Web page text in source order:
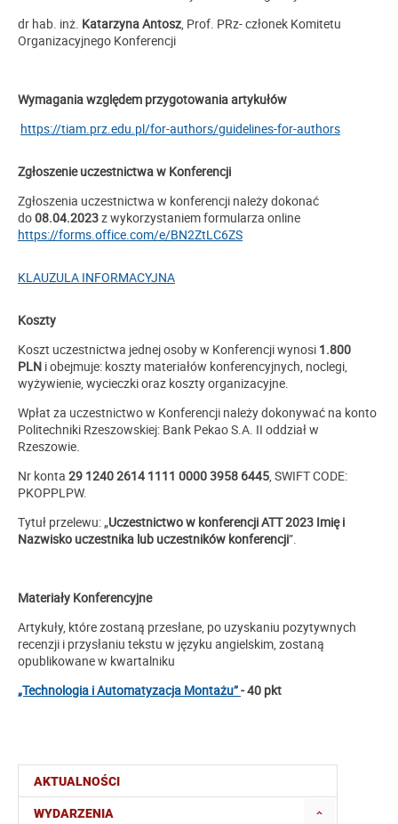
AKTUALNOŚCI
WYDARZENIA
dr hab. inż. KatarzynaAntosz, Prof. PRz- członek Komitetu
Organizacyjnego Konferencji
Wymagania względem przygotowania artykułów
https://tiam.prz.edu.pl/for-authors/guidelines-for-authors
Zgłoszenie uczestnictwa w Konferencji
Zgłoszenia uczestnictwa w konferencji należy dokonać
do08.04.2023z wykorzystaniem formularza online
https://forms.office.com/e/BN2ZtLC6ZS
KLAUZULA INFORMACYJNA
Koszty
Koszt uczestnictwa jednej osoby w Konferencji wynosi 1.800
PLN i obejmuje: koszty materiałów konferencyjnych, noclegi,
wyżywienie, wycieczki oraz koszty organizacyjne.
Wpłat za uczestnictwo w Konferencji należy dokonywać na konto
Politechniki Rzeszowskiej: Bank Pekao S.A. II oddział w
Rzeszowie.
Nr konta 29 1240 2614 1111 0000 3958 6445, SWIFT CODE:
PKOPPLPW.
Tytuł przelewu: „Uczestnictwo w konferencji ATT 2023 Imię i
Nazwisko uczestnika lub uczestników konferencji”.
Materiały Konferencyjne
Artykuły, które zostaną przesłane, po uzyskaniu pozytywnych
recenzji i przysłaniu tekstu w języku angielskim, zostaną
opublikowane w kwartalniku
„Technologia i Automatyzacja Montażu”- 40 pkt